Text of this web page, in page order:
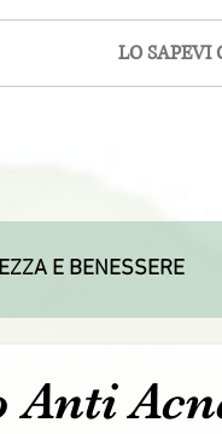
LO SAPEVI
E BENESSERE
Anti